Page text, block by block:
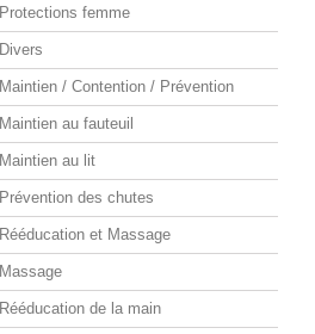
Protections femme
Divers
Maintien / Contention / Prévention
Maintien au fauteuil
Maintien au lit
Prévention des chutes
Rééducation et Massage
Massage
Rééducation de la main